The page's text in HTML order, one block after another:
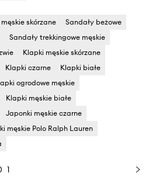
skórzane
Sandały beżowe
Sandały trekkingowe męskie
Klapki męskie skórzane
Klapki czarne
Klapki białe
ogrodowe męskie
Klapki męskie białe
Japonki męskie czarne
męskie Polo Ralph Lauren
1